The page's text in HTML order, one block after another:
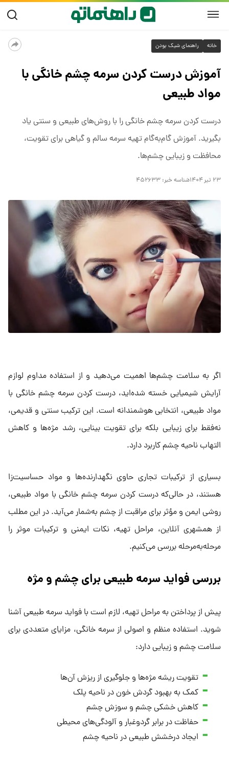
خانه راهنمای شیک بودن
آموزش درست کردن سرمه چشم خانگی با
مواد طبیعی
درست کردن سرمه چشم خانگی را با روش‌های طبیعی و سنتی یاد
بگیرید. آموزش گام‌به‌گام تهیه سرمه سالم و گیاهی برای تقویت،
محافظت و زیبایی چشم‌ها.
۲۳ تیر ۱۴۰۴ شناسه خبر: ۴۵۲۶۳۳
اگر به سلامت چشم‌ها اهمیت می‌دهید و از استفاده مداوم لوازم
آرایش شیمیایی خسته شده‌اید، درست کردن سرمه چشم خانگی با
مواد طبیعی، انتخابی هوشمندانه است. این ترکیب سنتی و قدیمی،
نه‌فقط برای زیبایی بلکه برای تقویت بینایی، رشد مژه‌ها و کاهش
التهاب ناحیه چشم کاربرد دارد.
بسیاری از ترکیبات تجاری حاوی نگهدارنده‌ها و مواد حساسیت‌زا
هستند، در حالی‌که درست کردن سرمه چشم خانگی با مواد طبیعی،
روشی ایمن و مؤثر برای مراقبت از چشم به‌شمار می‌آید. در این مطلب
از همشهری آنلاین، مراحل تهیه، نکات ایمنی و ترکیبات موثر را
مرحله‌به‌مرحله بررسی می‌کنیم.
بررسی فواید سرمه طبیعی برای چشم و مژه
پیش از پرداختن به مراحل تهیه، لازم است با فواید سرمه طبیعی آشنا
شوید. استفاده منظم و اصولی از سرمه خانگی، مزایای متعددی برای
سلامت چشم و زیبایی دارد:
تقویت ریشه مژه‌ها و جلوگیری از ریزش آن‌ها
کمک به بهبود گردش خون در ناحیه پلک
کاهش خشکی چشم و سوزش چشم
حفاظت در برابر گردوغبار و آلودگی‌های محیطی
ایجاد درخشش طبیعی در ناحیه چشم